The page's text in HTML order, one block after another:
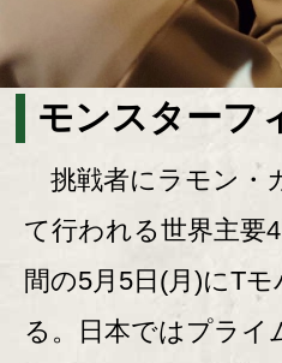
モンスターフ
挑戦者にラモン・
て行われる世界主要
間の5月5日(月)にT
る。日本ではプライ